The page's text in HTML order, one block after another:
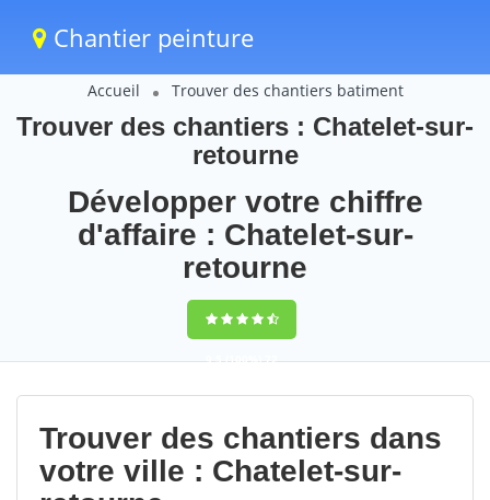
Chantier peinture
Accueil Trouver des chantiers batiment
Trouver des chantiers : Chatelet-sur-
retourne
Développer votre chiffre
d'affaire : Chatelet-sur-
retourne
9,5(100%)72
votes
Trouver des chantiers dans
votre ville : Chatelet-sur-